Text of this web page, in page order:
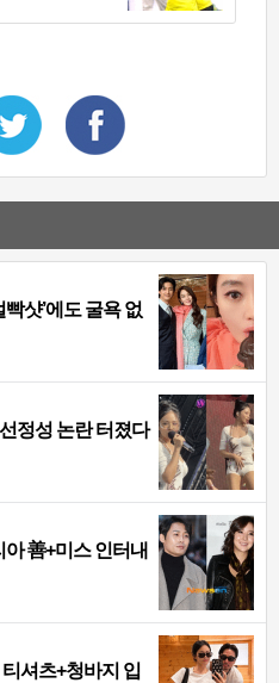
샷’에도 굴욕 없
정성 논란 터졌다
아 善+미스 인터내
셔츠+청바지 입